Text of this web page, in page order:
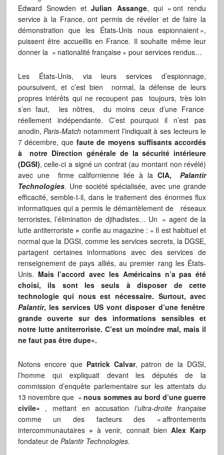
Edward Snowden et Julian Assange, qui « ont rendu
service à la France, ont permis de révéler et de faire la
démonstration que les États-Unis nous espionnaient »,
puissent être accueillis en France. Il souhaite même leur
donner la « nationalité française » pour services rendus…
Les États-Unis, via leurs services d’espionnage,
poursuivent, et c’est bien normal, la défense de leurs
propres intérêts qui ne recoupent pas toujours, très loin
s’en faut, les nôtres, du moins ceux d’une France
réellement indépendante. C’est pourquoi il n’est pas
anodin,Paris-Match notamment l’indiquait à ses lecteurs le
7 décembre, que faute de moyens suffisants accordés
à notre Direction générale de la sécurité intérieure
(DGSI), celle-ci a signé un contrat (au montant non révélé)
avec une firme californienne liée à la CIA,
Palantir
Technologies. Une société spécialisée, avec une grande
efficacité, semble-t-il, dans le traitement des énormes flux
informatiques qui a permis le démantèlement de réseaux
terroristes, l’élimination de djihadistes… Un « agent de la
lutte antiterroriste » confie au magazine : « Il est habituel et
normal que la DGSI, comme les services secrets, la DGSE,
partagent certaines informations avec des services de
renseignement de pays alliés, au premier rang les États-
Unis. Mais l’accord avec les Américains n’a pas été
choisi, ils sont les seuls à disposer de cette
technologie qui nous est nécessaire. Surtout, avec
Palantir, les services US vont disposer d’une fenêtre
grande ouverte sur des informations sensibles et
notre lutte antiterroriste. C’est un moindre mal, mais il
ne faut pas être dupe».
Notons encore quePatrick Calvar, patron de la DGSI,
l’homme qui expliquait devant les députés de la
commission d’enquête parlementaire sur les attentats du
13 novembre que « nous sommes au bord d’une guerre
civile» , mettant en accusation l’ultra-droite française
comme un des facteurs des « affrontements
intercommunautaires » à venir, connait bien Alex Karp
fondateur de Palantir Technologies.